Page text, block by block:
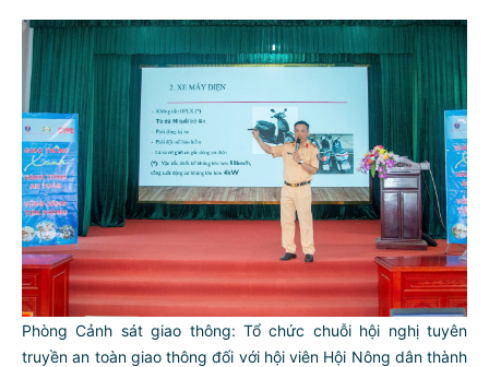
Phòng Cảnh sát giao thông: Tổ chức chuỗi hội nghị tuyên
truyền an toàn giao thông đối với hội viên Hội Nông dân thành